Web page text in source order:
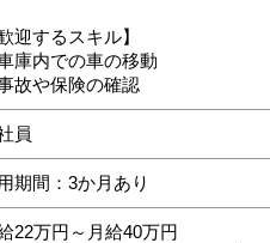
歓迎するスキル】
庫内での車の移動
故や保険の確認
員
期間：3か月あり
22万円～月給40万円